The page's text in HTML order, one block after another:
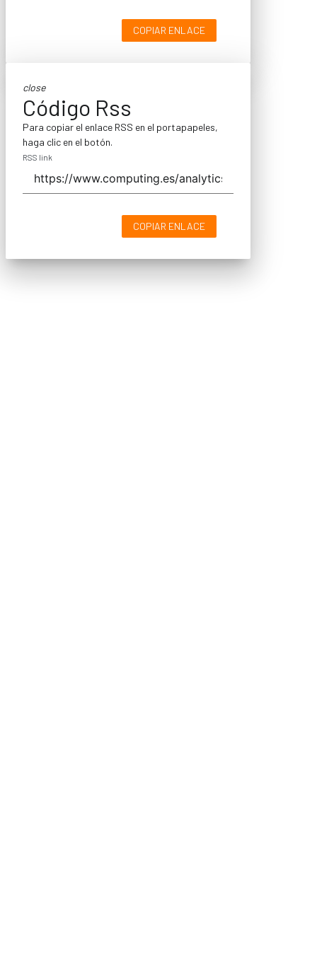
COPIAR ENLACE
close
Código Rss
Para copiar el enlace RSS en el portapapeles,
haga clic en el botón.
RSS link
COPIAR ENLACE